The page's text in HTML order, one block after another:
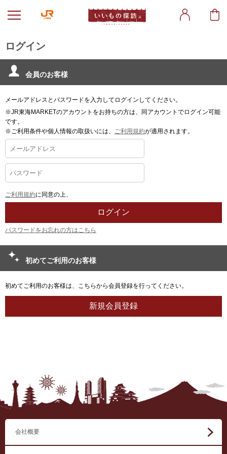
ログイン
会員のお客様
メールアドレスとパスワードを入力してログインしてください。
※JR東海MARKETのアカウントをお持ちの方は、同アカウントでログイン可能
です。
※ご利用条件や個人情報の取扱いには、 ご利用規約が適用されます。
ご利用規約に同意の上、
パスワードをお忘れの方はこちら
初めてご利用のお客様
初めてご利用のお客様は、こちらから会員登録を行ってください。
会社概要